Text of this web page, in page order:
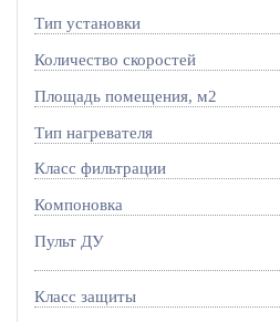
Тип установки
Количество скоростей
Площадь помещения, м2
Тип нагревателя
Класс фильтрации
Компоновка
Пульт ДУ
Класс защиты